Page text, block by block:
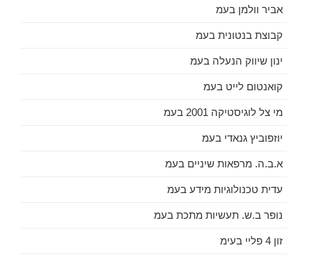
אביר וולמן בעמ
קבוצת בנטונית בעמ
ינון שיווק הנעלה בעמ
קואנטום לייט בעמ
מי צל לוגיסטיקה 2001 בעמ
יוזפוביץ גנאדי בעמ
א.ב.ה. מרפאות שיניים בעמ
עדית טכנולוגיות מידע בעמ
נופר ב.ש. תעשיות מתכת בעמ
זון 4 פליי בעימ